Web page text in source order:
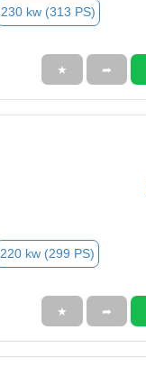
230 kw (313 PS)
★ ➦
220 kw (299 PS)
★ ➦